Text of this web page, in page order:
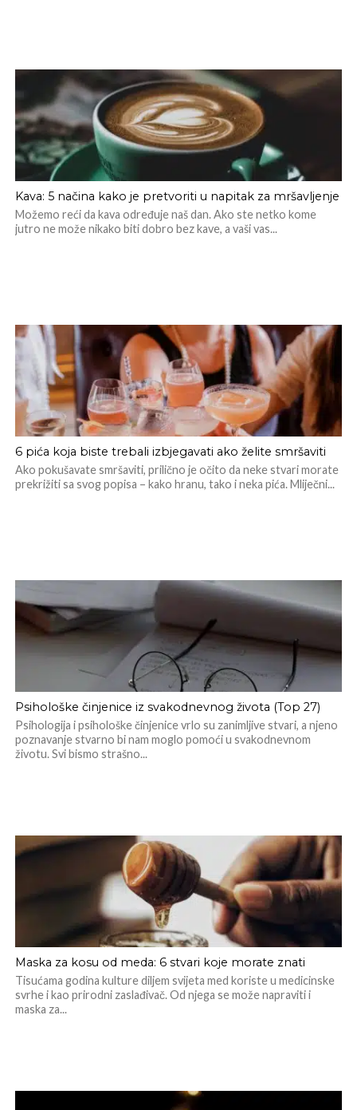
Kava: 5 načina kako je pretvoriti u napitak za mršavljenje
Možemo reći da kava određuje naš dan. Ako ste netko kome
jutro ne može nikako biti dobro bez kave, a vaši vas...
6 pića koja biste trebali izbjegavati ako želite smršaviti
Ako pokušavate smršaviti, prilično je očito da neke stvari morate
prekrižiti sa svog popisa – kako hranu, tako i neka pića. Mliječni...
Psihološke činjenice iz svakodnevnog života (Top 27)
Psihologija i psihološke činjenice vrlo su zanimljive stvari, a njeno
poznavanje stvarno bi nam moglo pomoći u svakodnevnom
životu. Svi bismo strašno...
Maska za kosu od meda: 6 stvari koje morate znati
Tisućama godina kulture diljem svijeta med koriste u medicinske
svrhe i kao prirodni zaslađivač. Od njega se može napraviti i
maska za...